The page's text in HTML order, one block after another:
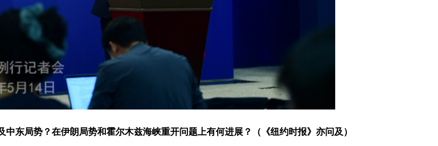
东局势？在伊朗局势和霍尔木兹海峡重开问题上有何进展？（《纽约时报》亦问及）